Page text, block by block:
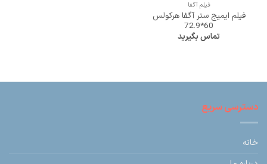
فیلم آگفا
فیلم ایمیج ستر آگفا هرکولس
60*72.9
تماس بگیرید
دسترسی سریع
خانه